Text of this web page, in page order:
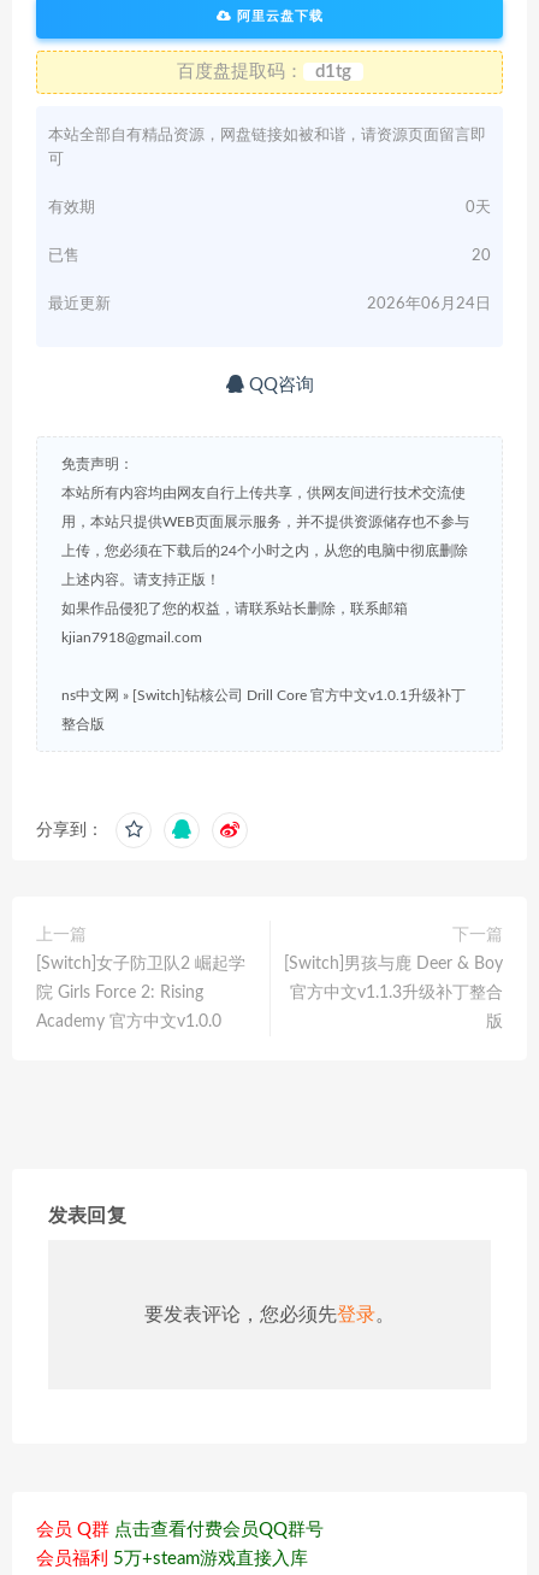
阿里云盘下载
百度盘提取码： d1tg
本站全部自有精品资源，网盘链接如被和谐，请资源页面留言即
可
有效期 0天
已售 20
最近更新 2026年06月24日
QQ咨询
免责声明：
本站所有内容均由网友自行上传共享，供网友间进行技术交流使
用，本站只提供WEB页面展示服务，并不提供资源储存也不参与
上传，您必须在下载后的24个小时之内，从您的电脑中彻底删除
上述内容。请支持正版！
如果作品侵犯了您的权益，请联系站长删除，联系邮箱
kjian7918@gmail.com
ns中文网 » [Switch]钻核公司 Drill Core 官方中文v1.0.1升级补丁
整合版
分享到：
上一篇
[Switch]女子防卫队2 崛起学
院 Girls Force 2: Rising
Academy 官方中文v1.0.0
下一篇
[Switch]男孩与鹿 Deer & Boy
官方中文v1.1.3升级补丁整合
版
发表回复
要发表评论，您必须先登录。
会员 Q群 点击查看付费会员QQ群号
会员福利 5万+steam游戏直接入库